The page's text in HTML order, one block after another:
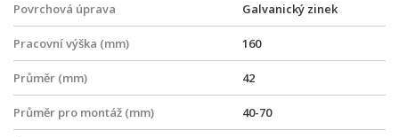
Povrchová úprava Galvanický zinek
Pracovní výška (mm) 160
Průměr (mm) 42
Průměr pro montáž (mm) 40-70